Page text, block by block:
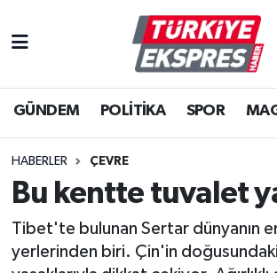
GÜNDEM POLİTİKA SPOR
HABERLER ÇEVRE
Bu kentte tuvalet
Tibet'te bulunan Sertar dünyanın
yerlerinden biri. Çin'in
İstanbul Nöbetçi Eczaneler
İstanbul Hava Durumu
İstanbul Namaz Vakitleri
İstanbul Trafik Yoğunluk
Süper Lig Puan Durumu ve Fikstür